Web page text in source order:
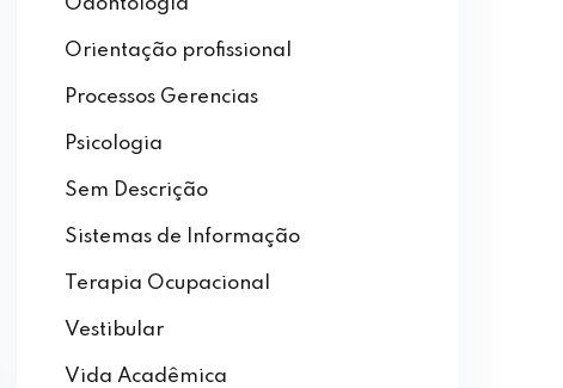
Odontologia
Orientação profissional
Processos Gerencias
Psicologia
Sem Descrição
Sistemas de Informação
Terapia Ocupacional
Vestibular
Vida Acadêmica